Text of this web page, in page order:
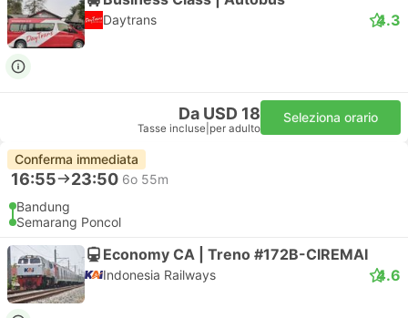
Daytrans 4.3
Da USD 18
Tasse incluse per adulto
Seleziona orario
Conferma immediata
16:55 23:50 6o 55m
Bandung
Semarang Poncol
Economy CA | Treno #172B-CIREMAI
Indonesia Railways 4.6